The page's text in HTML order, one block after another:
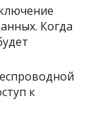
Когда
к